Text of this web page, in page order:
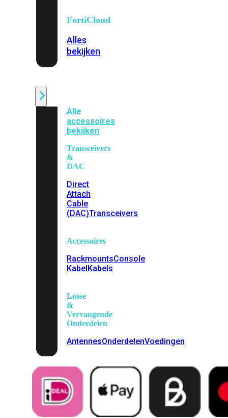
FortiCloud
Alles
bekijken
Alle
accessoires
bekijken
Transceivers
&
DAC
Direct
Attach
Cable
(DAC)Transceivers
Accessoires
RackmountsConsole
KabelKabels
Losse
&
Vervangende
Onderdelen
AntennesOnderdelenVoedingen